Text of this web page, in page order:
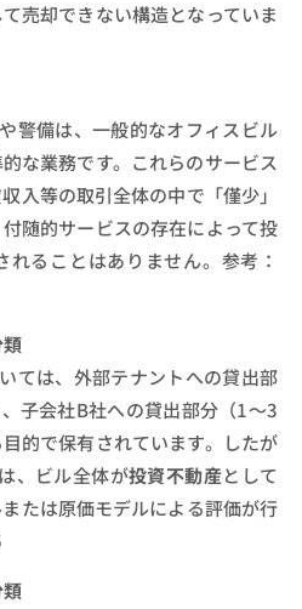
売却できない構造となっていま
警備は、一般的なオフィスビル
な業務です。これらのサービス
入等の取引全体の中で「僅少」
随的サービスの存在によって投
ることはありません。参考：
ては、外部テナントへの貸出部
子会社B社への貸出部分（1〜3
的で保有されています。したが
、ビル全体が投資不動産として
たは原価モデルによる評価が行